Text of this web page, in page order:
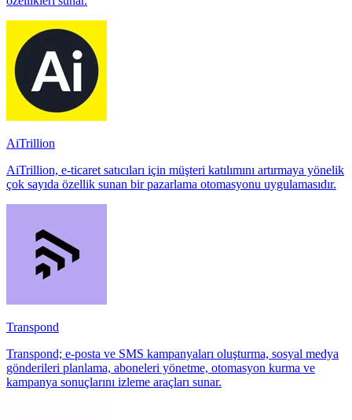
AiTrillion
AiTrillion, e-ticaret satıcıları için müşteri katılımını artırmaya yönelik
çok sayıda özellik sunan bir pazarlama otomasyonu uygulamasıdır.
Transpond
Transpond; e-posta ve SMS kampanyaları oluşturma, sosyal medya
gönderileri planlama, aboneleri yönetme, otomasyon kurma ve
kampanya sonuçlarını izleme araçları sunar.